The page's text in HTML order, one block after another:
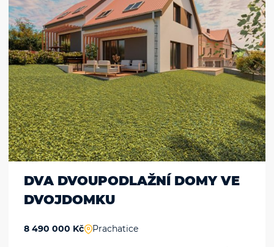
DVA DVOUPODLAŽNÍ DOMY VE
DVOJDOMKU
8 490 000 Kč Prachatice